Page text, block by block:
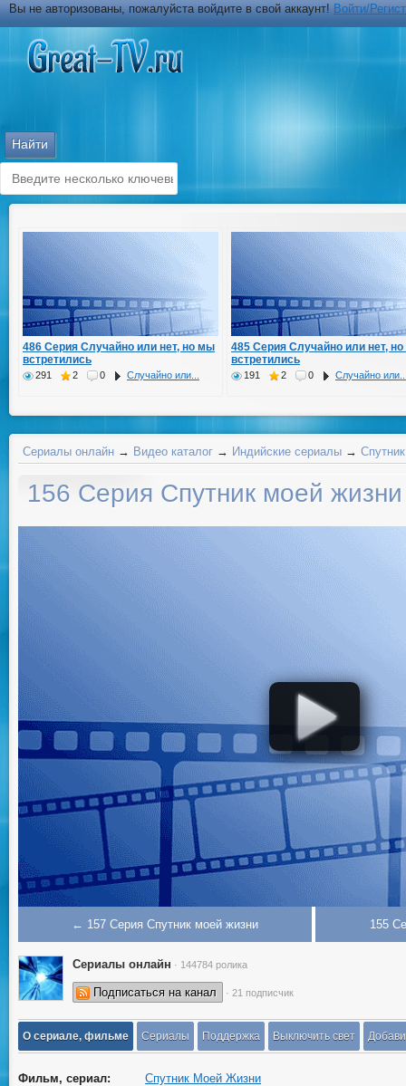
Вы не авторизованы, пожалуйста войдите в свой аккаунт!Войти/
486 Серия Случайно или нет, но мы
встретились
291 2 0 Случайно или...
485 Серия Случайно или нет,
встретились
191 2 0 Случайно
Сериалы онлайн → Видео каталог → Индийские сериалы →
156 Серия Спутник моей жизни
← 157 Серия Спутник моей жизни 155
Сериалы онлайн · 144784 ролика
Подписаться на канал · 21 подписчик
О сериале, фильме Сериалы Поддержка Выключить свет
Фильм, сериал: Спутник Моей Жизни